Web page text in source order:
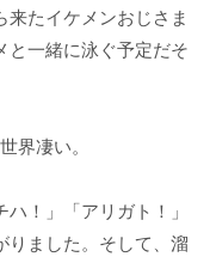
来たイケメンおじさま
と一緒に泳ぐ予定だそ
凄い。
！」「アリガト！」
りました。そして、溜